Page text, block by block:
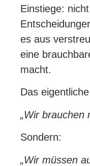
Einstiege:
es aus
eine
macht.
Das
„Wir brauchen
Sondern:
„Wir müssen